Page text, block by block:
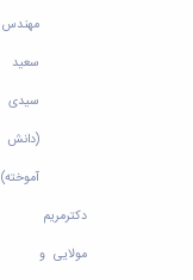
مهندس
سعید
سیدی
(دانش
آموخته)
دکترمریم
مولایی و